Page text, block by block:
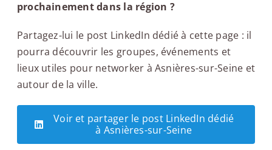
prochainement dans la région ?
Partagez-lui le post LinkedIn dédié à cette page : il
pourra découvrir les groupes, événements et
lieux utiles pour networker à Asnières-sur-Seine et
autour de la ville.
Voir et partager le post LinkedIn dédié
à Asnières-sur-Seine